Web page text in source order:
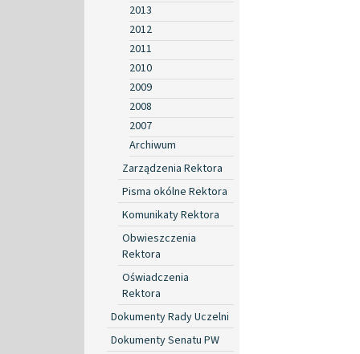
2013
2012
2011
2010
2009
2008
2007
Archiwum
Zarządzenia Rektora
Pisma okólne Rektora
Komunikaty Rektora
Obwieszczenia
Rektora
Oświadczenia
Rektora
Dokumenty Rady Uczelni
Dokumenty Senatu PW